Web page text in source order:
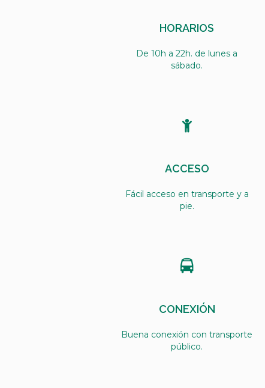
HORARIOS
De 10h a 22h. de lunes a
sábado.
ACCESO
Fácil acceso en transporte y a
pie.
CONEXIÓN
Buena conexión con transporte
público.